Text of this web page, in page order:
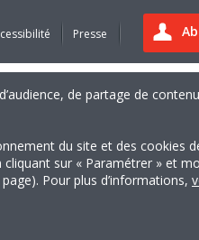
Presse
de partage de
du site et des cookies
sur « Paramétrer » et
Pour plus d’informations,